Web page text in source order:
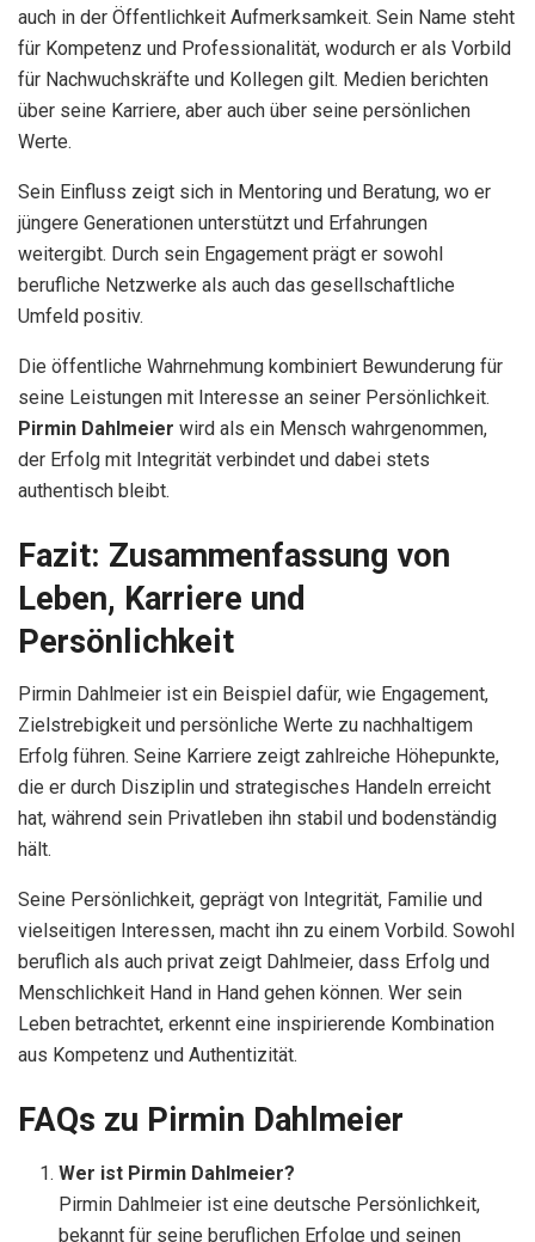
auch in der Öffentlichkeit Aufmerksamkeit. Sein Name steht
für Kompetenz und Professionalität, wodurch er als Vorbild
für Nachwuchskräfte und Kollegen gilt. Medien berichten
über seine Karriere, aber auch über seine persönlichen
Werte.
Sein Einfluss zeigt sich in Mentoring und Beratung, wo er
jüngere Generationen unterstützt und Erfahrungen
weitergibt. Durch sein Engagement prägt er sowohl
berufliche Netzwerke als auch das gesellschaftliche
Umfeld positiv.
Die öffentliche Wahrnehmung kombiniert Bewunderung für
seine Leistungen mit Interesse an seiner Persönlichkeit.
Pirmin Dahlmeier wird als ein Mensch wahrgenommen,
der Erfolg mit Integrität verbindet und dabei stets
authentisch bleibt.
Fazit: Zusammenfassung von
Leben, Karriere und
Persönlichkeit
Pirmin Dahlmeier ist ein Beispiel dafür, wie Engagement,
Zielstrebigkeit und persönliche Werte zu nachhaltigem
Erfolg führen. Seine Karriere zeigt zahlreiche Höhepunkte,
die er durch Disziplin und strategisches Handeln erreicht
hat, während sein Privatleben ihn stabil und bodenständig
hält.
Seine Persönlichkeit, geprägt von Integrität, Familie und
vielseitigen Interessen, macht ihn zu einem Vorbild. Sowohl
beruflich als auch privat zeigt Dahlmeier, dass Erfolg und
Menschlichkeit Hand in Hand gehen können. Wer sein
Leben betrachtet, erkennt eine inspirierende Kombination
aus Kompetenz und Authentizität.
FAQs zu Pirmin Dahlmeier
Wer ist Pirmin Dahlmeier?
Pirmin Dahlmeier ist eine deutsche Persönlichkeit,
bekannt für seine beruflichen Erfolge und seinen